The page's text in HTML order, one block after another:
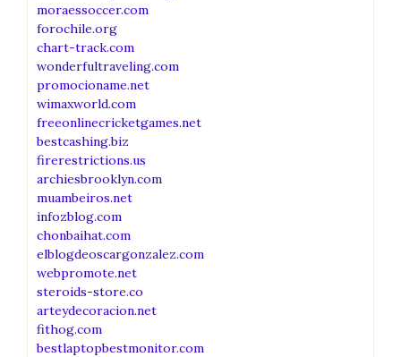
moraessoccer.com
forochile.org
chart-track.com
wonderfultraveling.com
promocioname.net
wimaxworld.com
freeonlinecricketgames.net
bestcashing.biz
firerestrictions.us
archiesbrooklyn.com
muambeiros.net
infozblog.com
chonbaihat.com
elblogdeoscargonzalez.com
webpromote.net
steroids-store.co
arteydecoracion.net
fithog.com
bestlaptopbestmonitor.com